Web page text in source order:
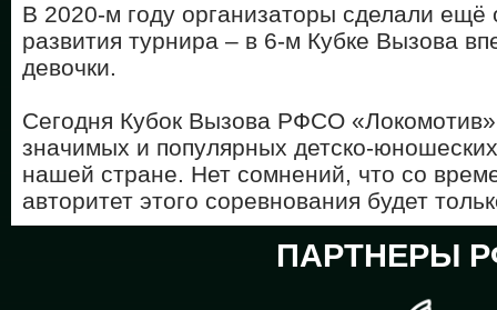
В 2020-м году организаторы сделали
развития турнира – в 6-м Кубке Вызова
девочки.
Сегодня Кубок Вызова РФСО
значимых и популярных детско-
нашей стране. Нет сомнений, что со
авторитет этого соревнования будет
ПАРТНЕРЫ